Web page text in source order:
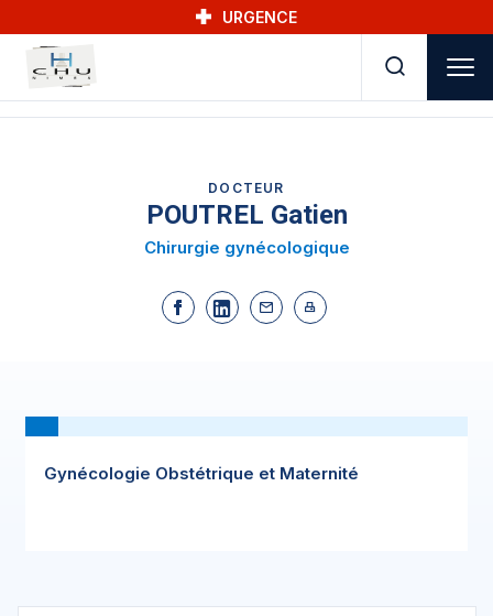
URGENCE
DOCTEUR
POUTREL Gatien
Chirurgie gynécologique
Gynécologie Obstétrique et Maternité